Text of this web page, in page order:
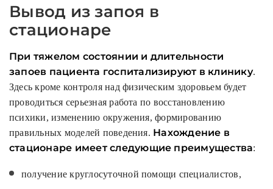
Вывод из запоя в
стационаре
При тяжелом состоянии и длительности
запоев пациента госпитализируют в клинику.
Здесь кроме контроля над физическим здоровьем будет
проводиться серьезная работа по восстановлению
психики, изменению окружения, формированию
правильных моделей поведения. Нахождение в
стационаре имеет следующие преимущества:
получение круглосуточной помощи специалистов,